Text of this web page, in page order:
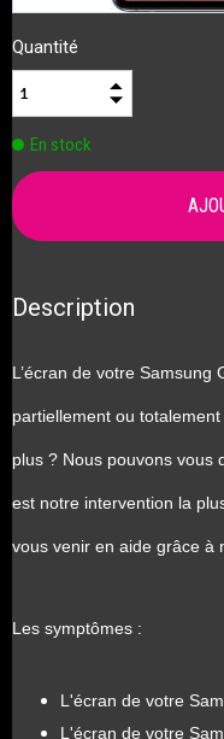
Quantité
En stock
Description
L’écran de votre Samsung
partiellement ou
plus ? Nous pouvons vous
est notre intervention la
vous venir en aide grâce à
Les symptômes :
L'écran de votre
L'écran de votre